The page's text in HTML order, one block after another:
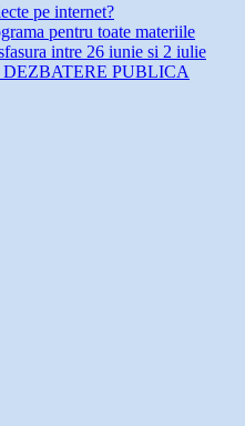
pe internet?
pentru toate materiile
intre 26 iunie si 2 iulie
PUBLICA